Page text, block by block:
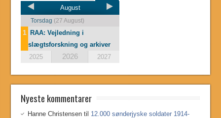
August
Torsdag (27 August)
1
RAA: Vejledning i
slægtsforskning og arkiver
2025
2026 2027
Nyeste kommentarer
Hanne Christensen til 12.000 sønderjyske soldater 1914-